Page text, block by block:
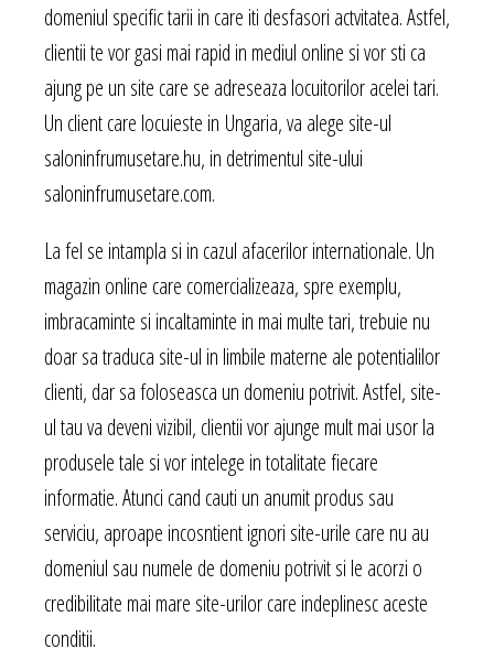
domeniul specific tarii in care iti desfasori actvitatea. Astfel,
clientii te vor gasi mai rapid in mediul online si vor sti ca
ajung pe un site care se adreseaza locuitorilor acelei tari.
Un client care locuieste in Ungaria, va alege site-ul
saloninfrumusetare.hu, in detrimentul site-ului
saloninfrumusetare.com.
La fel se intampla si in cazul afacerilor internationale. Un
magazin online care comercializeaza, spre exemplu,
imbracaminte si incaltaminte in mai multe tari, trebuie nu
doar sa traduca site-ul in limbile materne ale potentialilor
clienti, dar sa foloseasca un domeniu potrivit. Astfel, site-
ul tau va deveni vizibil, clientii vor ajunge mult mai usor la
produsele tale si vor intelege in totalitate fiecare
informatie. Atunci cand cauti un anumit produs sau
serviciu, aproape incosntient ignori site-urile care nu au
domeniul sau numele de domeniu potrivit si le acorzi o
credibilitate mai mare site-urilor care indeplinesc aceste
conditii.